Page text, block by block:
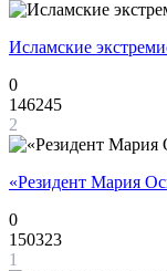
Исламские
0
146245
2
«Резидент Мария
0
150323
1